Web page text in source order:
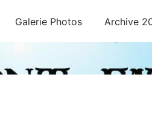
Galerie Photos Archive